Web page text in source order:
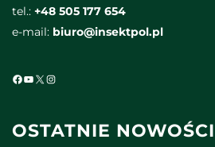
tel.: +48 505 177 654
e-mail: biuro@insektpol.pl
Facebook
YouTube
X Instagram
OSTATNIE NOWOŚCI